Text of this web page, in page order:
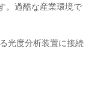
。過酷な産業環境で
光度分析装置に接続